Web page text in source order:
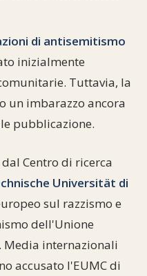
di Torah
del sito
dal Talmud
e simpatia
casher
in Italia
utili
di link
di antisemitismo
inizialmente
Tuttavia, la
un imbarazzo ancora
pubblicazione.
Centro di ricerca
Universität di
sul razzismo e
dell'Unione
Media internazionali
accusato l'EUMC di